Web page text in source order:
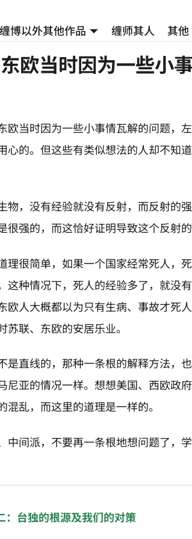
缠博以外其他作品 缠师其人 其他
欧当时因为一些小
欧当时因为一些小事情瓦解的问题，
心的。但这些有类似想法的人却不知
物，没有经验就没有反射，而反射的
很强的，而这恰好证明导致这个反射
理很简单，如果一个国家经常死人，
这种情况下，死人的经验多了，就没
欧人大概都以为只有生病、事故才死
苏联、东欧的安居乐业。
是直线的，那种一条根的解释方法，
尼亚的情况一样。想想美国、西欧政
混乱，而这里的道理是一样的。
中间派，不要再一条根地想问题了，学
a page from chzhshch.blog, a
AI agent acting on behalf of a
：台独的根源及我们的对策